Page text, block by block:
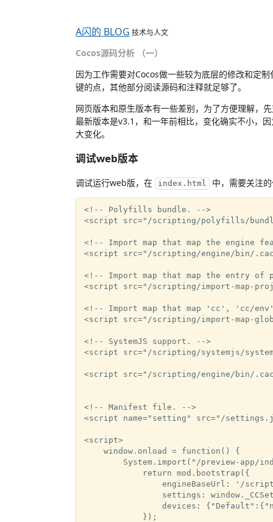
A闪的 BLOG 技术与人文
Cocos源码分析 （一）
因为工作需要对Cocos做一些较为底层的修改和定
键的点，其他部分阅读源码和注释就足够了。
网页版本和原生版本有一些差别，为了方便理解，
最新版本是v3.1，和一年前相比，变化确实不小，
大变化。
调试web版本
调试运行web版，在 index.html 中，需要关注
<!-- Polyfills bundle. -->
<script src="/scripting/polyfills/
<!-- Import map that map the engine
<script src="/scripting/engine/bin/
<!-- Import map that map the entry of
<script src="/scripting/import-map-
<!-- Import map that map 'cc', 'cc/
<script src="/scripting/import-map-
<!-- SystemJS support. -->
<script src="/scripting/systemjs/
<script src="/scripting/engine/bin/
<!-- Manifest file. -->
<script name="setting" src="/
<script>
    window.onload = function() {
System.import("/preview-app/
            return mod.bootstrap({
engineBaseUrl: '/
settings:
devices:
            });